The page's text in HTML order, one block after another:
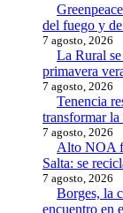
del fuego y
7 agosto, 2026
La Rural
primavera
7 agosto, 2026
Tenencia
transformar
7 agosto, 2026
Alto NOA
Salta: se
7 agosto, 2026
Borges, la
encuentro en